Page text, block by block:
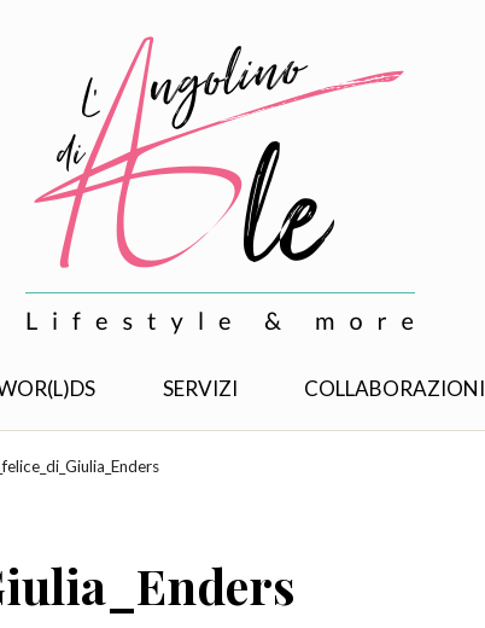
SERVIZI COLLABORAZIONI